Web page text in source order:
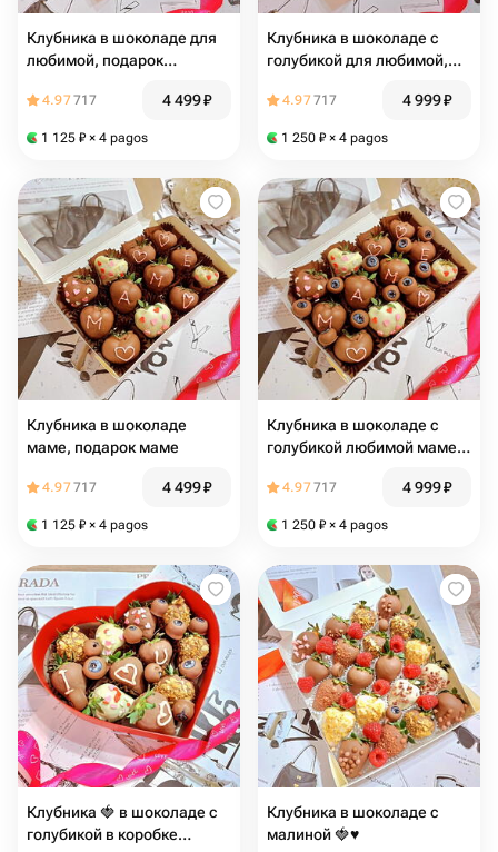
Клубника в шоколаде для
любимой, подарок
подруге, сестре, маме, love
4.97717 4 499₽
1 125 ₽ × 4 pagos
Клубника в шоколаде с
голубикой для любимой,
жене, подруге, сестре, love
4.97717 4 999₽
1 250 ₽ × 4 pagos
Клубника в шоколаде
маме, подарок маме
4.97717 4 499₽
1 125 ₽ × 4 pagos
Клубника в шоколаде с
голубикой любимой маме,
маме в подарок
4.97717 4 999₽
1 250 ₽ × 4 pagos
Клубника 🍓 в шоколаде с
голубикой в коробке
Клубника в шоколаде с
малиной 🍓♥️